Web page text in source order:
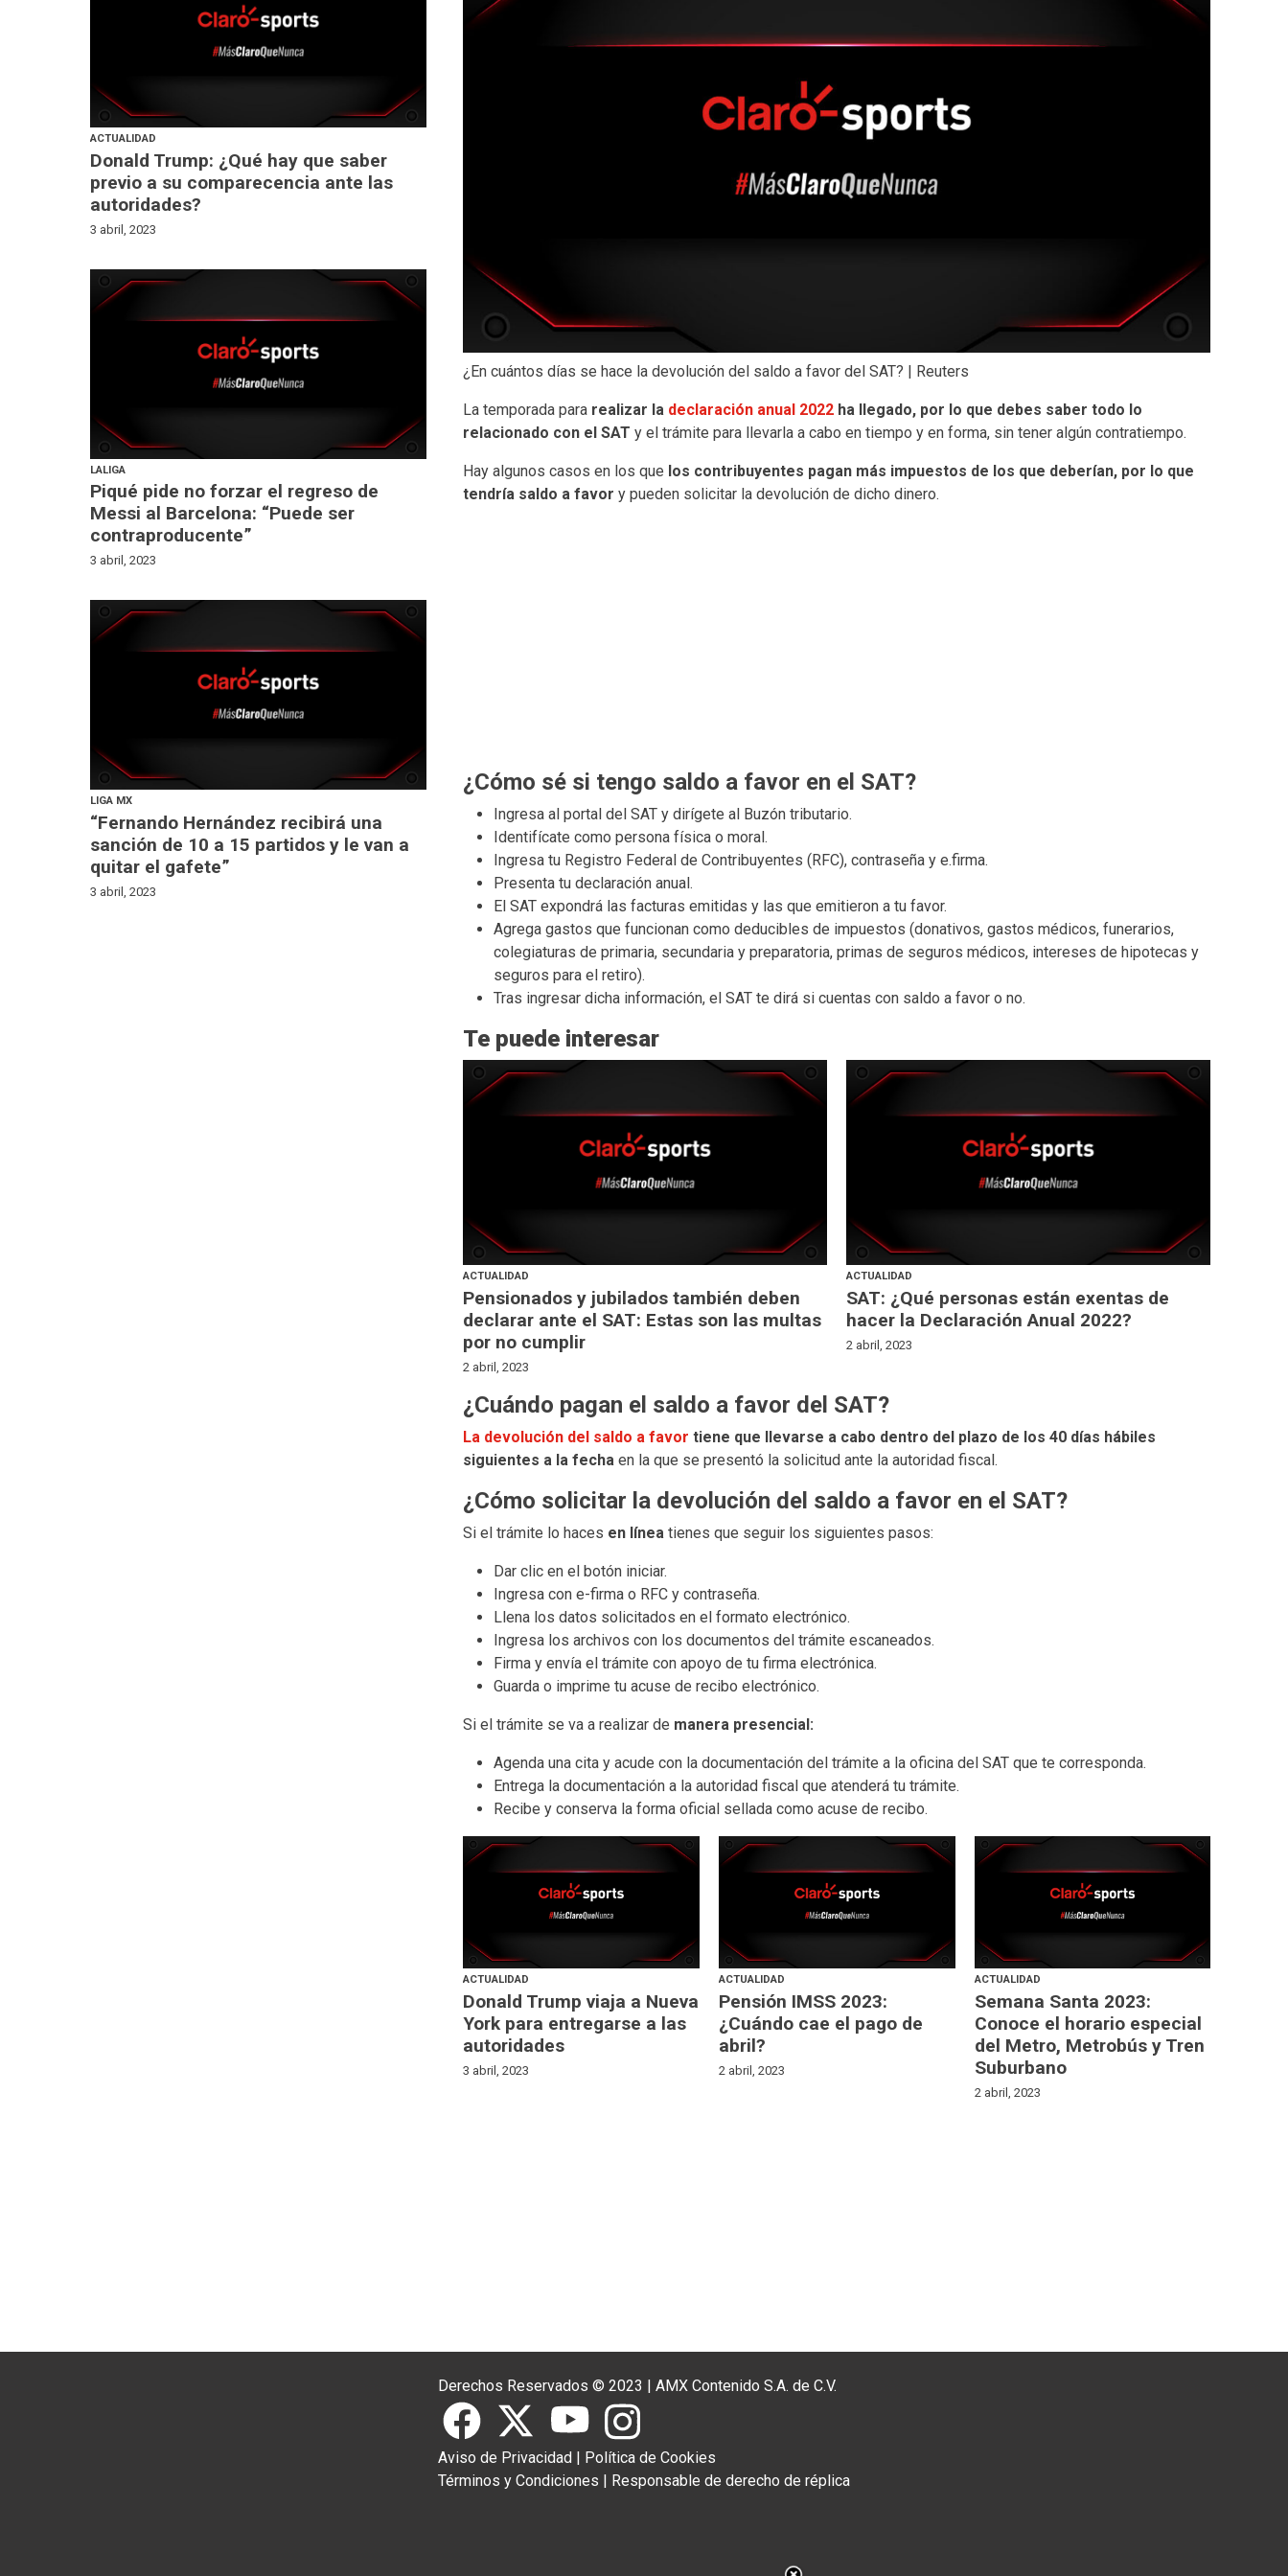
ACTUALIDAD
Donald Trump: ¿Qué hay que saber
previo a su comparecencia ante las
autoridades?
3 abril, 2023
LALIGA
Piqué pide no forzar el regreso de
Messi al Barcelona: “Puede ser
contraproducente”
3 abril, 2023
LIGA MX
“Fernando Hernández recibirá una
sanción de 10 a 15 partidos y le van a
quitar el gafete”
3 abril, 2023
¿En cuántos días se hace la devolución del saldo a favor del SAT? | Reuters
La temporada para realizar la declaración anual 2022ha llegado, por lo que debes saber todo lo
relacionado con el SAT y el trámite para llevarla a cabo en tiempo y en forma, sin tener algún contratiempo.
Hay algunos casos en los que los contribuyentes pagan más impuestos de los que deberían, por lo que
tendría saldo a favor y pueden solicitar la devolución de dicho dinero.
¿Cómo sé si tengo saldo a favor en el SAT?
Ingresa al portal del SAT y dirígete al Buzón tributario.
Identifícate como persona física o moral.
Ingresa tu Registro Federal de Contribuyentes (RFC), contraseña y e.firma.
Presenta tu declaración anual.
El SAT expondrá las facturas emitidas y las que emitieron a tu favor.
Agrega gastos que funcionan como deducibles de impuestos (donativos, gastos médicos, funerarios,
colegiaturas de primaria, secundaria y preparatoria, primas de seguros médicos, intereses de hipotecas y
seguros para el retiro).
Tras ingresar dicha información, el SAT te dirá si cuentas con saldo a favor o no.
Te puede interesar
ACTUALIDAD
Pensionados y jubilados también deben
declarar ante el SAT: Estas son las multas
por no cumplir
2 abril, 2023
ACTUALIDAD
SAT: ¿Qué personas están exentas de
hacer la Declaración Anual 2022?
2 abril, 2023
¿Cuándo pagan el saldo a favor del SAT?
La devolución del saldo a favor tiene que llevarse a cabo dentro del plazo de los 40 días hábiles
siguientes a la fecha en la que se presentó la solicitud ante la autoridad fiscal.
¿Cómo solicitar la devolución del saldo a favor en el SAT?
Si el trámite lo haces en línea tienes que seguir los siguientes pasos:
Dar clic en el botón iniciar.
Ingresa con e-firma o RFC y contraseña.
Llena los datos solicitados en el formato electrónico.
Ingresa los archivos con los documentos del trámite escaneados.
Firma y envía el trámite con apoyo de tu firma electrónica.
Guarda o imprime tu acuse de recibo electrónico.
Si el trámite se va a realizar de manera presencial:
Agenda una cita y acude con la documentación del trámite a la oficina del SAT que te corresponda.
Entrega la documentación a la autoridad fiscal que atenderá tu trámite.
Recibe y conserva la forma oficial sellada como acuse de recibo.
ACTUALIDAD
Donald Trump viaja a Nueva
York para entregarse a las
autoridades
3 abril, 2023
ACTUALIDAD
Pensión IMSS 2023:
¿Cuándo cae el pago de
abril?
2 abril, 2023
ACTUALIDAD
Semana Santa 2023:
Conoce el horario especial
del Metro, Metrobús y Tren
Suburbano
2 abril, 2023
Derechos Reservados © 2023 | AMX Contenido S.A. de C.V.
Aviso de Privacidad | Política de Cookies
Términos y Condiciones | Responsable de derecho de réplica